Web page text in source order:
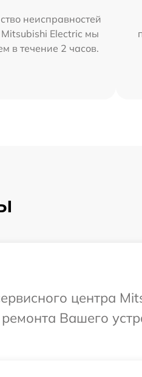
неисправностей
Electric мы
в течение 2 часов.
центра
Вашего